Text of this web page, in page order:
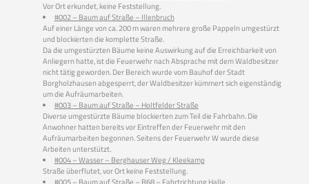
Vor Ort erkundet, keine Feststellung.
#002 – Baum auf Straße – Illenbruch
Auf einer Länge von ca. 200 m waren mehrere große Pappeln umgestürzt
und blockierten die komplette Straße.
Da die umgestürzten Bäume keine Auswirkung auf die Erreichbarkeit von
Anliegern hatte, ist die Feuerwehr nach Absprache mit dem Waldbesitzer
nicht tätig geworden. Der Bereich wurde vom Bauhof der Stadt
Borgholzhausen abgesperrt, der Waldbesitzer kümmert sich eigenständig
um die Aufräumarbeiten.
#003 – Baum auf Straße – Holtfelder Straße
Diverse umgestürzte Bäume blockierten zum Teil die Fahrbahn. Die
Anwohner hatten bereits vor Eintreffen der Feuerwehr mit den
Aufräumarbeiten begonnen. Seitens der Feuerwehr W wurde diese
Arbeiten unterstützt.
#004 – Wasser – Berghauser Weg / Kleekamp
Straße überflutet, vor Ort keine Feststellung.